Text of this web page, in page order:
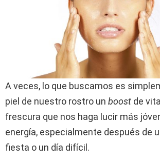
A veces, lo que buscamos es
piel de nuestro rostro un boost de
frescura que nos haga lucir más
energía, especialmente después de
fiesta o un día difícil.